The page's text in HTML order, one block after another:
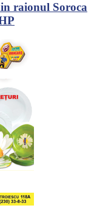
raionul Soroca